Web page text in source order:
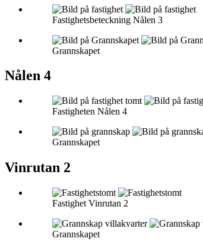
Fastighetsbeteckning Nålen 3
Grannskapet
Nålen 4
Fastigheten Nålen 4
Grannskapet
Vinrutan 2
Fastighet Vinrutan 2
Grannskapet